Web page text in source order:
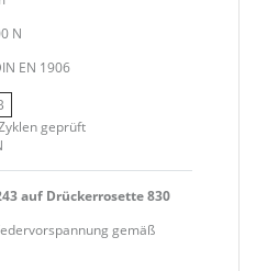
N
EN 1906
geprüft
auf Drückerrosette 830
gemäß